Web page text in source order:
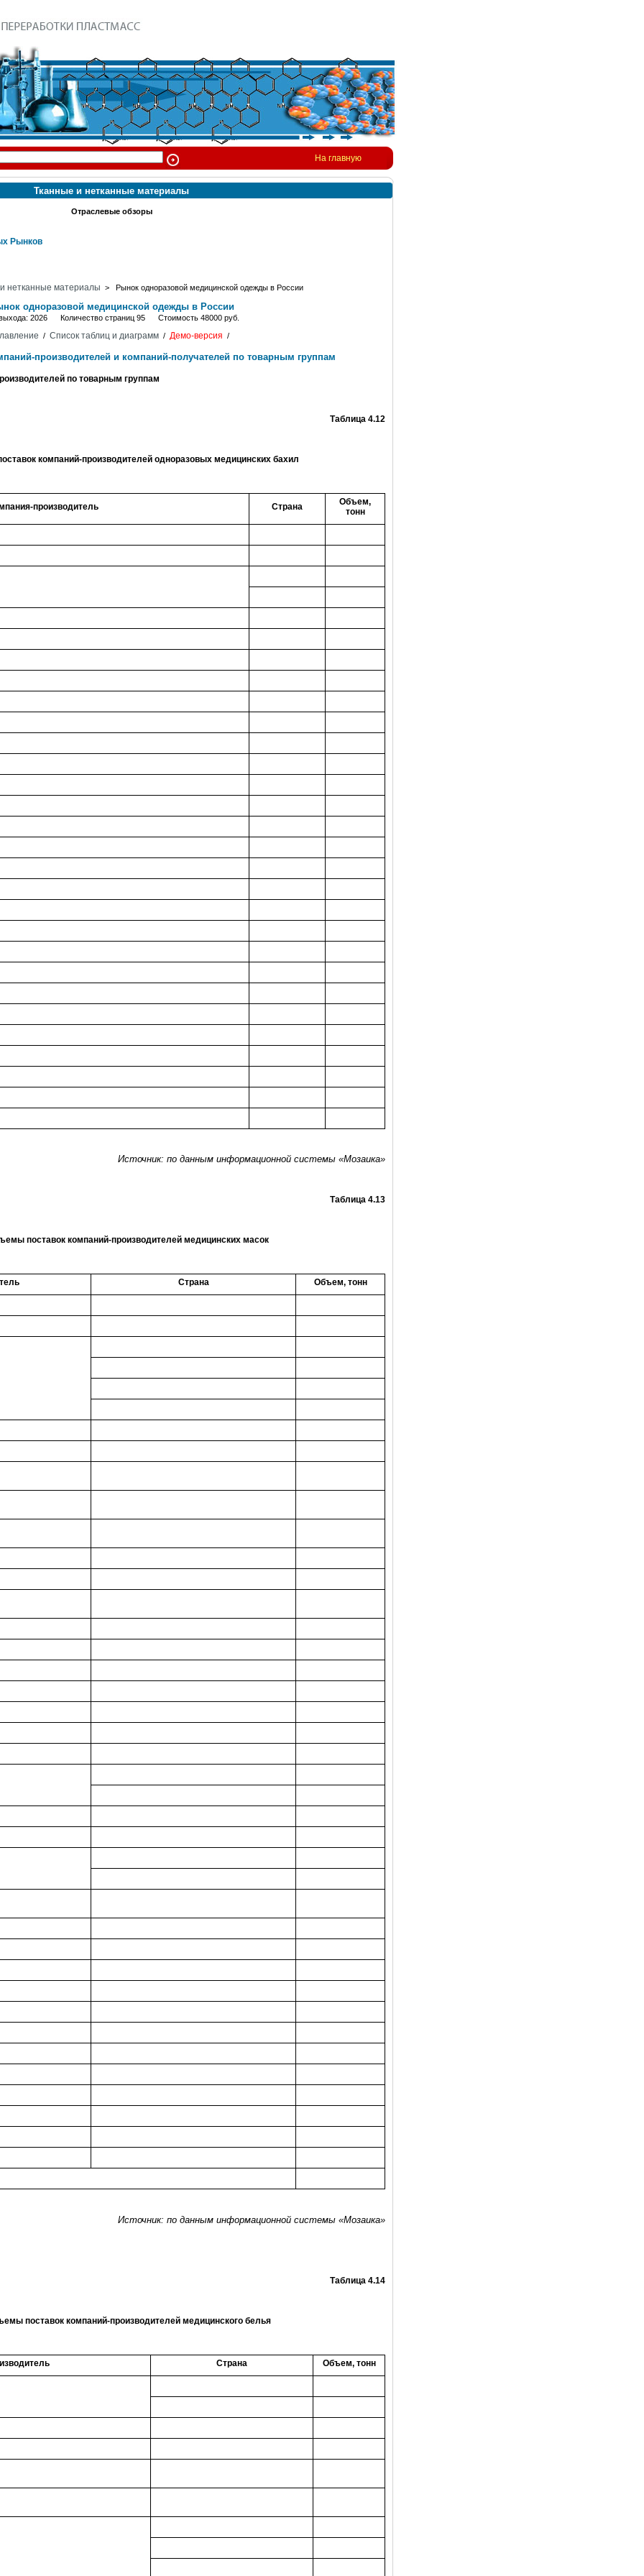
На главную
Тканные и нетканные материалы
Отраслевые обзоры
Рынков
нетканные материалы > Рынок одноразовой медицинской одежды в России
одноразовой медицинской одежды в России
2026 Количество страниц 95 Стоимость 48000 руб.
/ Список таблиц и диаграмм/ Демо-версия /
производителей и компаний-получателей по товарным группам
по товарным группам
Таблица 4.12
компаний-производителей одноразовых медицинских бахил
производитель Страна
Объем,
тонн
Источник: по данным информационной системы «Мозаика»
Таблица 4.13
поставок компаний-производителей медицинских масок
Страна Объем, тонн
Источник: по данным информационной системы «Мозаика»
Таблица 4.14
поставок компаний-производителей медицинского белья
Страна Объем, тонн